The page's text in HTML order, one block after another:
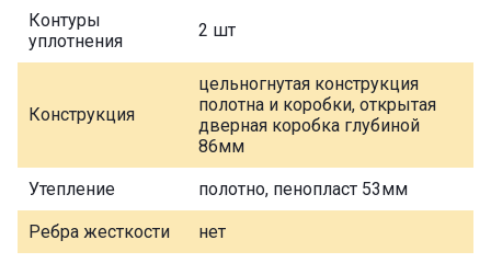
Контуры
уплотнения
2 шт
Конструкция
цельногнутая конструкция
полотна и коробки, открытая
дверная коробка глубиной
86мм
Утепление полотно, пенопласт 53мм
Ребра жесткости нет